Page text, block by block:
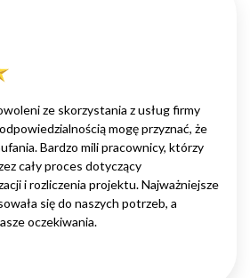
ze skorzystania z usług firmy
mogę przyznać, że
Bardzo mili pracownicy, którzy
cały proces dotyczący
i rozliczenia projektu. Najważniejsze
się do naszych potrzeb, a
oczekiwania.